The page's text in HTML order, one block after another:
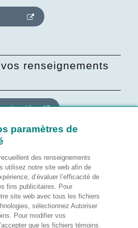
renseignements
de crédit
consentement
paramètres de
des renseignements
utilisez notre site web afin de
d’évaluer l’efficacité de
fins publicitaires. Pour
site web avec tous les fichiers
sélectionnez Autoriser
Pour modifier vos
que les fichiers témoins